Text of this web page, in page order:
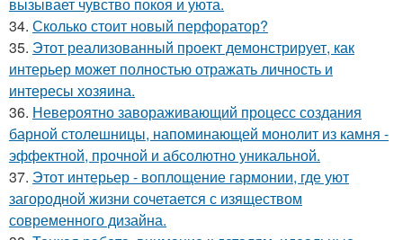
34. Сколько стоит новый перфоратор?
35. Этот реализованный проект демонстрирует, как
интерьер может полностью отражать личность и
интересы хозяина.
36. Невероятно завораживающий процесс создания
барной столешницы, напоминающей монолит из камня -
эффектной, прочной и абсолютно уникальной.
37. Этот интерьер - воплощение гармонии, где уют
загородной жизни сочетается с изяществом
современного дизайна.